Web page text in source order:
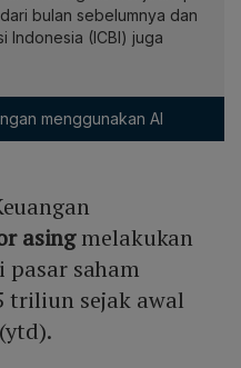
bulan sebelumnya dan
Indonesia (ICBI) juga
menggunakan AI
asingmelakukan
pasar saham
triliun sejak awal